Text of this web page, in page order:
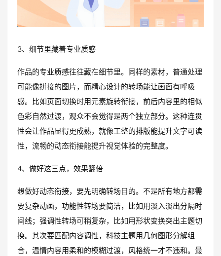
3、细节里藏着专业质感
作品的专业质感往往藏在细节里。同样的素材，普通处理
可能像拼接的图片，而精心设计的转场能让画面有呼吸
感。比如页面切换时用元素旋转衔接，前后内容里的相似
色彩自然过渡，观众不会觉得是两个独立部分。这种连贯
性会让作品显得更成熟，就像工整的排版能提升文字可读
性，流畅的动态衔接能提升视觉体验的完整度。
4、做好这三点，效果翻倍
想做好动态衔接，要先明确转场目的。不是所有地方都需
要复杂动画，功能性转场要简洁，比如用淡入淡出分隔时
间线；强调性转场可稍复杂，比如用形状变换突出主题切
换。其次要匹配内容调性，科技主题用几何图形分解组
合，温情内容用柔和的模糊过渡，风格统一才不违和。最